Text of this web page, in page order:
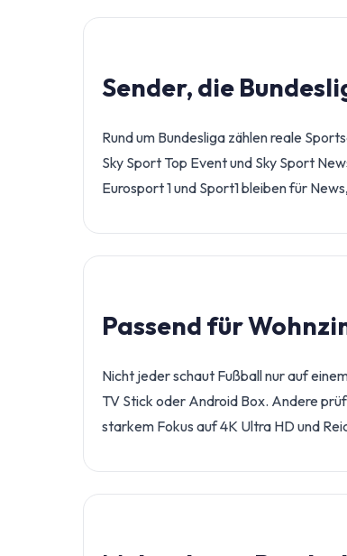
Sender, die
Rund um Bundesliga zählen reale
Sky Sport Top Event und Sky Sport
Eurosport 1 und Sport1 bleiben für
Passend für
Nicht jeder schaut Fußball nur auf
TV Stick oder Android Box. Andere
starkem Fokus auf 4K Ultra HD und